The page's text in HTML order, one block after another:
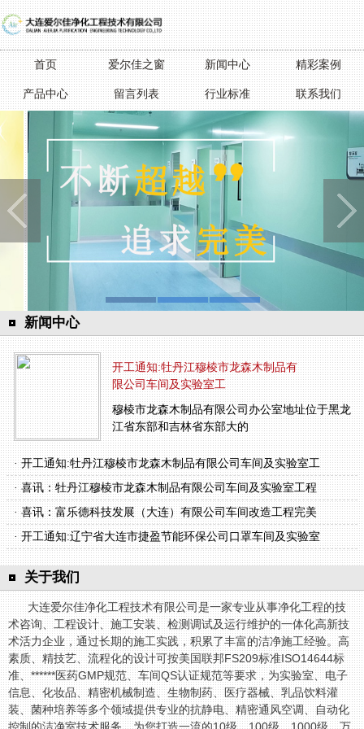
首页 爱尔佳之窗 新闻中心 精彩案例
产品中心 留言列表 行业标准 联系我们
新闻中心
开工通知:牡丹江穆棱市龙森木制品有
限公司车间及实验室工
穆棱市龙森木制品有限公司办公室地址位于黑龙
江省东部和吉林省东部大的
· 开工通知:牡丹江穆棱市龙森木制品有限公司车间及实验室工
· 喜讯：牡丹江穆棱市龙森木制品有限公司车间及实验室工程
· 喜讯：富乐德科技发展（大连）有限公司车间改造工程完美
· 开工通知:辽宁省大连市捷盈节能环保公司口罩车间及实验室
关于我们
大连爱尔佳净化工程技术有限公司是一家专业从事净化工程的技
术咨询、工程设计、施工安装、检测调试及运行维护的一体化高新技
术活力企业，通过长期的施工实践，积累了丰富的洁净施工经验。高
素质、精技艺、流程化的设计可按美国联邦FS209标准ISO14644标
准、******医药GMP规范、车间QS认证规范等要求，为实验室、电子
信息、化妆品、精密机械制造、生物制药、医疗器械、乳品饮料灌
装、菌种培养等多个领域提供专业的抗静电、精密通风空调、自动化